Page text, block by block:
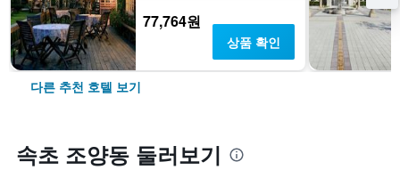
77,764원
상품 확인
다른 추천 호텔 보기
속초 조양동 둘러보기